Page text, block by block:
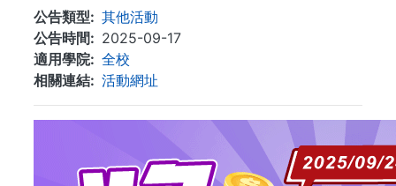
公告類型
其他活動
公告時間
2025-09-17
適用學院
全校
相關連結
活動網址